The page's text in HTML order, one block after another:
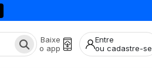
Baixe
o app
Entre
ou cadastre-se